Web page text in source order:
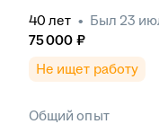
40 лет • Был 23
75 000 ₽
Не ищет работу
Общий опыт